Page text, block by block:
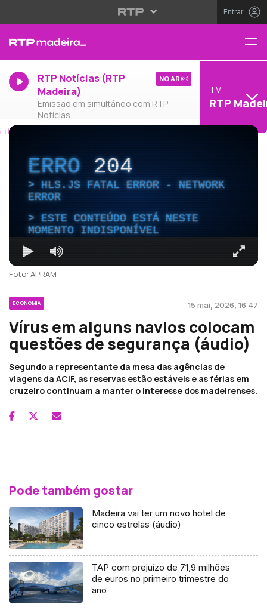
Entrar
RTP Notícias (RTP
Madeira)
Emissão em simultâneo com RTP
Notícias
NO AR
TV
RTP
ERRO204
HLS.JS FATAL ERROR - NETWORK
ERROR
ESTE CONTEÚDO ESTÁ NESTE
MOMENTO INDISPONÍVEL
Foto: APRAM
ECONOMIA 15 mai, 2026, 16:47
Vírus em alguns navios colocam
questões de segurança (áudio)
Segundo a representante da mesa das agências de
viagens da ACIF, as reservas estão estáveis e as férias em
cruzeiro continuam a manter o interesse dos madeirenses.
Pode também gostar
Madeira vai ter um novo hotel de
cinco estrelas (áudio)
TAP com prejuízo de 71,9 milhões
de euros no primeiro trimestre do
ano